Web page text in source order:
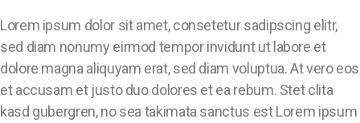
Lorem ipsum dolor sit amet, consetetur sadipscing elitr,
sed diam nonumy eirmod tempor invidunt ut labore et
dolore magna aliquyam erat, sed diam voluptua. At vero eos
et accusam et justo duo dolores et ea rebum. Stet clita
kasd gubergren, no sea takimata sanctus est Lorem ipsum